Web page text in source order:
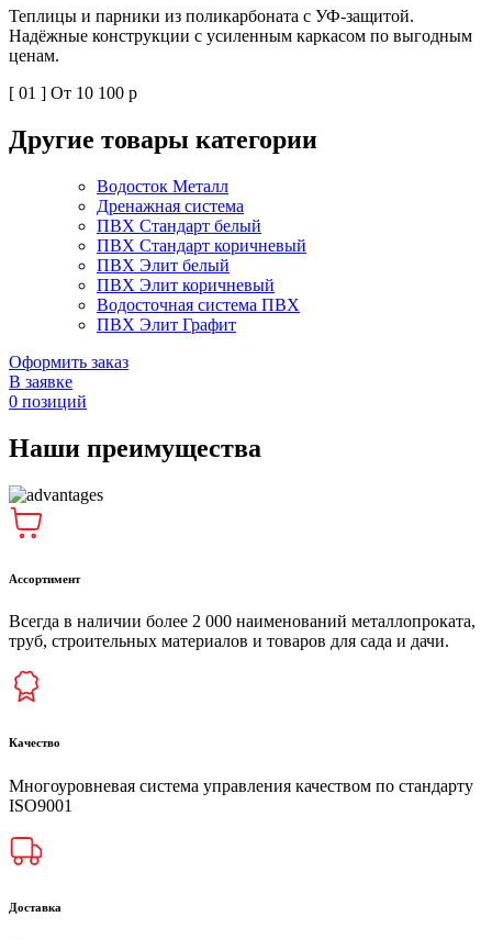
Теплицы и парники из поликарбоната с УФ-защитой.
Надёжные конструкции с усиленным каркасом по выгодным
ценам.
[ 01 ] От 10 100 р
Другие товары категории
Водосток Металл
Дренажная система
ПВХ Стандарт белый
ПВХ Стандарт коричневый
ПВХ Элит белый
ПВХ Элит коричневый
Водосточная система ПВХ
ПВХ Элит Графит
Оформить заказ
В заявке
0 позиций
Наши преимущества
Ассортимент
Всегда в наличии более 2 000 наименований металлопроката,
труб, строительных материалов и товаров для сада и дачи.
Качество
Многоуровневая система управления качеством по стандарту
ISO9001
Доставка